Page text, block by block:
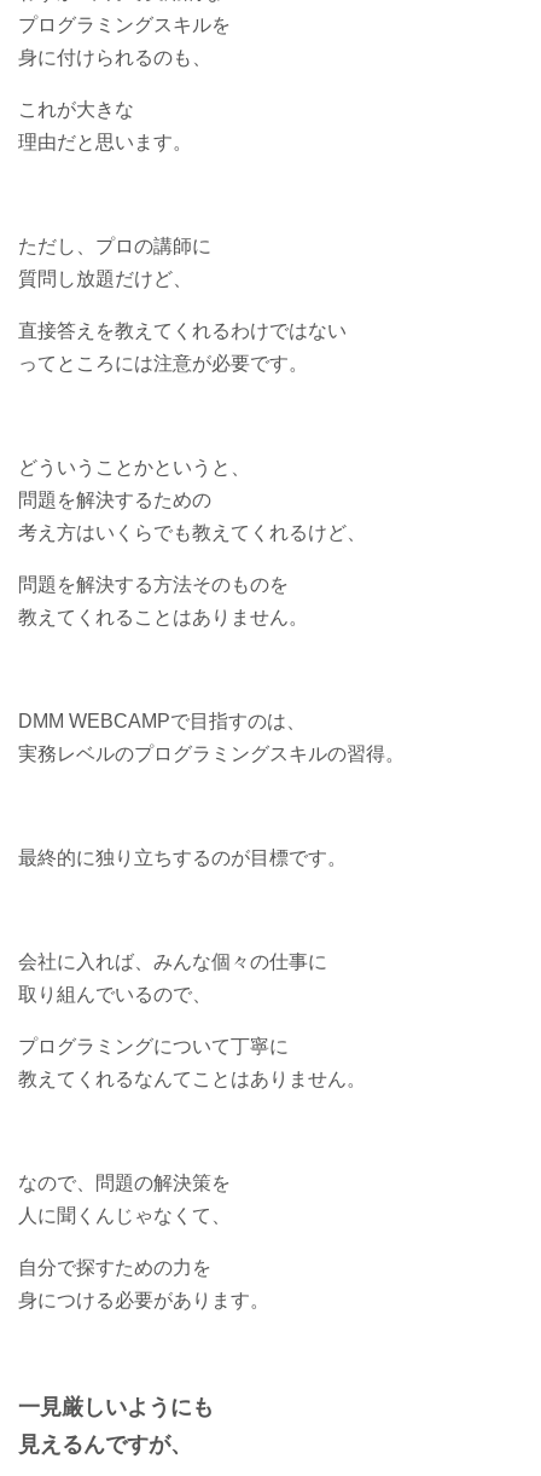
プログラミングスキルを
身に付けられるのも、
これが大きな
理由だと思います。
ただし、プロの講師に
質問し放題だけど、
直接答えを教えてくれるわけではない
ってところには注意が必要です。
どういうことかというと、
問題を解決するための
考え方はいくらでも教えてくれるけど、
問題を解決する方法そのものを
教えてくれることはありません。
DMM WEBCAMPで目指すのは、
実務レベルのプログラミングスキルの習得。
最終的に独り立ちするのが目標です。
会社に入れば、みんな個々の仕事に
取り組んでいるので、
プログラミングについて丁寧に
教えてくれるなんてことはありません。
なので、問題の解決策を
人に聞くんじゃなくて、
自分で探すための力を
身につける必要があります。
一見厳しいようにも
見えるんですが、